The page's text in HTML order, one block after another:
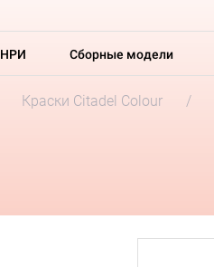
НРИ Сборные модели
Краски Citadel Colour